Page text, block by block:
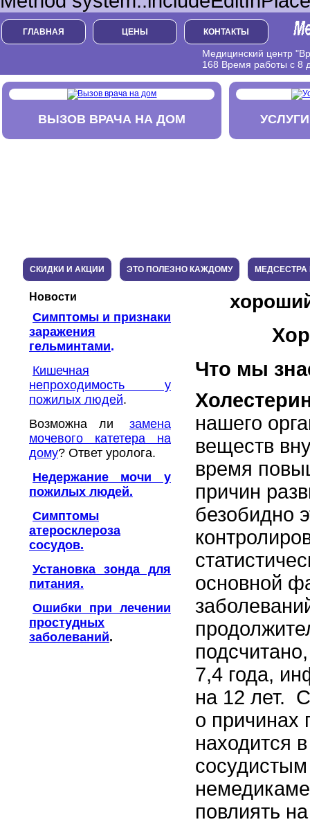
ГЛАВНАЯ ЦЕНЫ КОНТАКТЫ
Медицинский центр
168 Время работы с 8
ВЫЗОВ ВРАЧА НА ДОМ
СКИДКИ И АКЦИИ ЭТО ПОЛЕЗНО КАЖДОМУ
Новости
Симптомы и признаки
заражения
гельминтами.
Кишечная
непроходимость у
пожилых людей.
Возможна ли
замена
мочевого катетера на
дому? Ответ уролога.
Недержание мочи у
пожилых людей.
Симптомы
атеросклероза
сосудов.
Установка зонда для
питания.
Ошибки при лечении
простудных
заболеваний.
Что мы
нашего
веществ
время
причин
безобидно
основной
7,4 года,
на 12 лет.
о причинах
находится
повлиять